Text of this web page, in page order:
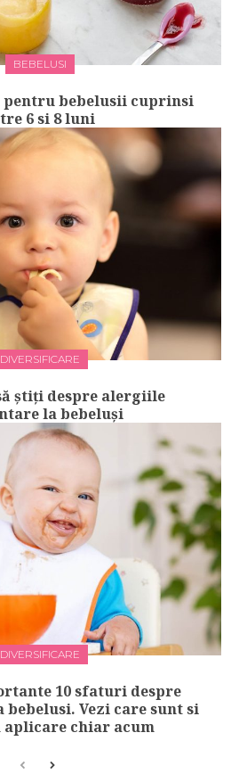
BEBELUSI
pentru bebelusii cuprinsi
6 si 8 luni
DIVERSIFICARE
știți despre alergiile
la bebeluși
DIVERSIFICARE
10 sfaturi despre
Vezi care sunt si
aplicare chiar acum